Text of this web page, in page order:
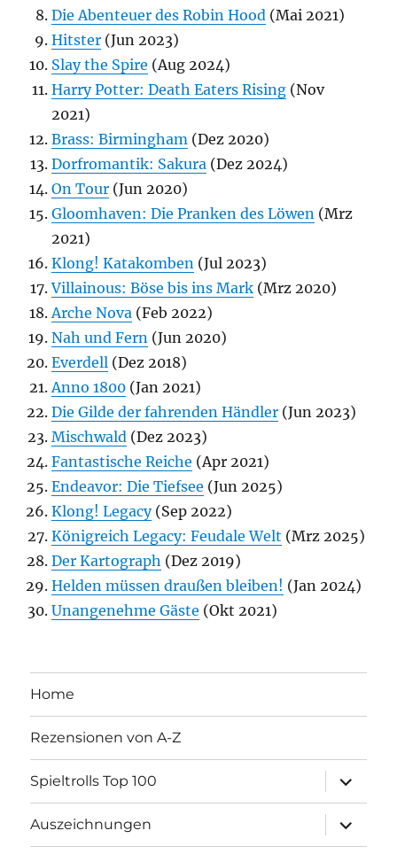
Die Abenteuer des Robin Hood (Mai 2021)
Hitster (Jun 2023)
Slay the Spire (Aug 2024)
Harry Potter: Death Eaters Rising (Nov
2021)
Brass: Birmingham (Dez 2020)
Dorfromantik: Sakura (Dez 2024)
On Tour (Jun 2020)
Gloomhaven: Die Pranken des Löwen (Mrz
2021)
Klong! Katakomben (Jul 2023)
Villainous: Böse bis ins Mark (Mrz 2020)
Arche Nova (Feb 2022)
Nah und Fern (Jun 2020)
Everdell (Dez 2018)
Anno 1800 (Jan 2021)
Die Gilde der fahrenden Händler (Jun 2023)
Mischwald (Dez 2023)
Fantastische Reiche (Apr 2021)
Endeavor: Die Tiefsee (Jun 2025)
Klong! Legacy(Sep 2022)
Königreich Legacy: Feudale Welt (Mrz 2025)
Der Kartograph (Dez 2019)
Helden müssen draußen bleiben! (Jan 2024)
Unangenehme Gäste (Okt 2021)
Home
Rezensionen von A-Z
Spieltrolls Top 100
öffnen
Auszeichnungen
öffnen